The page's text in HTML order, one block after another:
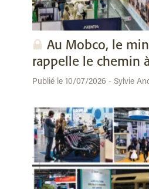
Au Mobco, le
rappelle le chemin
Publié le 10/07/2026 - Sylvie